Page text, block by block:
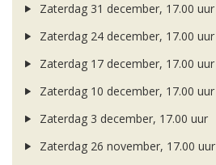
Zaterdag 31 december, 17.00 uur
Zaterdag 24 december, 17.00 uur
Zaterdag 17 december, 17.00 uur
Zaterdag 10 december, 17.00 uur
Zaterdag 3 december, 17.00 uur
Zaterdag 26 november, 17.00 uur